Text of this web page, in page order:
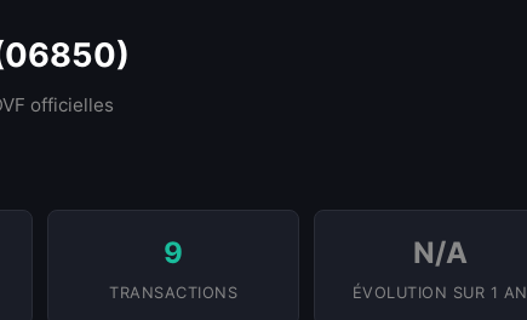
officielles
9
TRANSACTIONS
N/A
ÉVOLUTION SUR 1 AN